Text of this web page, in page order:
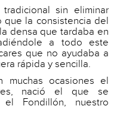
sin eliminar
que la consistencia del
densa que tardaba en
a todo este
que no ayudaba a
rápida y sencilla.
ocasiones el
nació el que se
Fondillón, nuestro